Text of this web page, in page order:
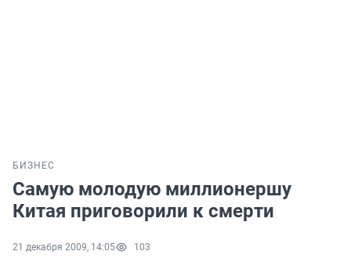
БИЗНЕС
Самую молодую миллионершу
Китая приговорили к смерти
21 декабря 2009, 14:05 103